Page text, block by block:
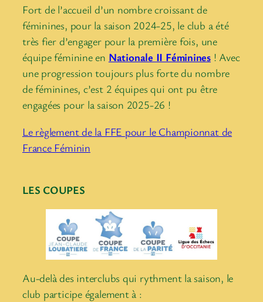
Fort de l’accueil d’un nombre croissant de
féminines, pour la saison 2024-25, le club a été
très fier d’engager pour la première fois, une
équipe féminine en Nationale II Féminines ! Avec
une progression toujours plus forte du nombre
de féminines, c’est 2 équipes qui ont pu être
engagées pour la saison 2025-26 !
Le règlement de la FFE pour le Championnat de
France Féminin
LES COUPES
Au-delà des interclubs qui rythment la saison, le
club participe également à :